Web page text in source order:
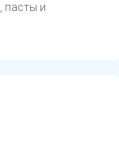
пасты и